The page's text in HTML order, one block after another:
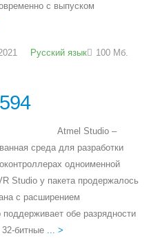
с выпуском
Русский язык 100 Мб.
Atmel Studio –
среда для разработки
одноименной
Studio у пакета продержалось
с расширением
обе разрядности
битные ... >